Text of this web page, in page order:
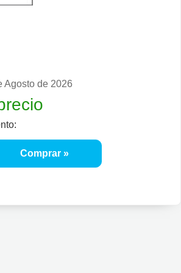
Agosto de 2026
Comprar